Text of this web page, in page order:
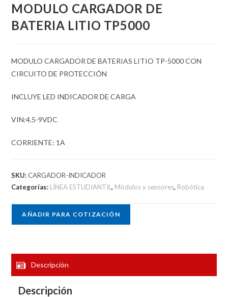
MODULO CARGADOR DE
BATERIA LITIO TP5000
MODULO CARGADOR DE BATERIAS LITIO TP-5000 CON
CIRCUITO DE PROTECCIÓN
INCLUYE LED INDICADOR DE CARGA
VIN:4.5-9VDC
CORRIENTE: 1A
SKU:CARGADOR-INDICADOR
Categorías: LÍNEA ESTUDIANTIL, Módulos y sensores, Robótica
AÑADIR PARA COTIZACIÓN
Descripción
Descripción